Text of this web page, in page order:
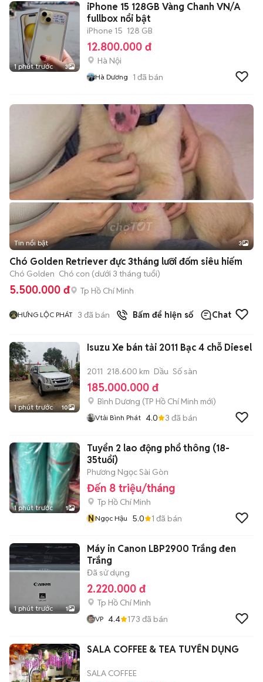
1 phút trước 3
iPhone 15 128GB Vàng Chanh VN/A
fullbox nổi bật
iPhone 15 128 GB
12.800.000 đ
Hà Nội
Hà Dương 1 đã bán
Tin nổi bật 3
Chó Golden Retriever đực 3tháng lưỡi đốm siêu hiếm
Chó Golden Chó con (dưới 3 tháng tuổi)
5.500.000 đ Tp Hồ Chí Minh
HƯNG LỘC PHÁT 3 đã bán Bấm để hiện số Chat
1 phút trước 10
Isuzu Xe bán tải 2011 Bạc 4 chỗ Diesel
2011 218.600 km Dầu Số sàn
185.000.000 đ
Bình Dương (TP Hồ Chí Minh mới)
Vtải Bình Phát 4.0 3 đã bán
1 phút trước 1
Tuyển 2 lao động phổ thông (18-
35tuổi)
Phương Ngọc Sài Gòn
Đến 8 triệu/tháng
Tp Hồ Chí Minh
NNgọc Hậu 5.0 1 đã bán
1 phút trước 1
Máy in Canon LBP2900 Trắng đen
Trắng
Đã sử dụng
2.220.000 đ
Tp Hồ Chí Minh
VP 4.4 173 đã bán
SALA COFFEE & TEA TUYỂN DỤNG
SALA COFFEE